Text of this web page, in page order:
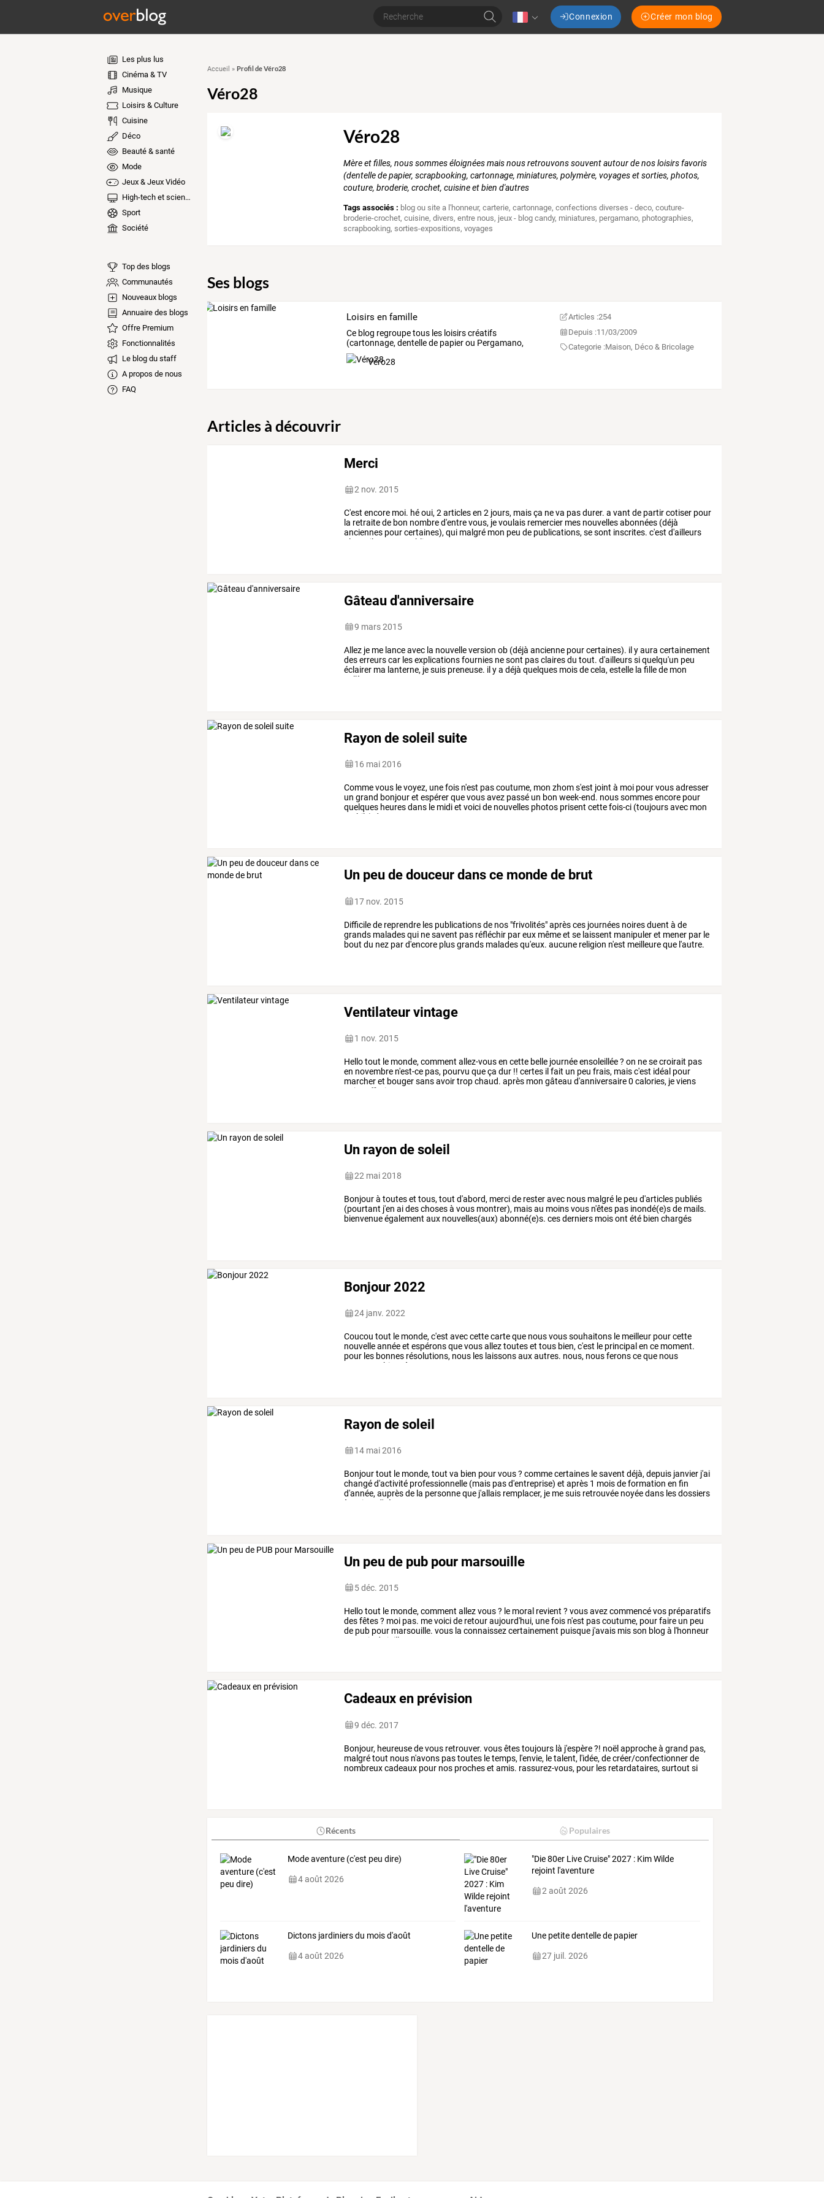
Connexion Créer mon blog
Les plus lus
Cinéma & TV
Musique
Loisirs & Culture
Cuisine
Déco
Beauté & santé
Mode
Jeux & Jeux Vidéo
High-tech et sciences
Sport
Société
Top des blogs
Communautés
Nouveaux blogs
Annuaire des blogs
Offre Premium
Fonctionnalités
Le blog du staff
A propos de nous
FAQ
Accueil » Profil de Véro28
Véro28
Véro28
Mère et filles, nous sommes éloignées mais nous retrouvons souvent autour de nos loisirs favoris
(dentelle de papier, scrapbooking, cartonnage, miniatures, polymère, voyages et sorties, photos,
couture, broderie, crochet, cuisine et bien d'autres
Tags associés : blog ou site a l'honneur,carterie,cartonnage,confections diverses - deco,couture-
broderie-crochet,cuisine,divers,entre nous, jeux - blog candy, miniatures, pergamano, photographies,
scrapbooking,sorties-expositions,voyages
Ses blogs
Loisirs en famille
Ceblog regroupetouslesloisirscréatifs
(cartonnage,dentelledepapierou Pergamano,
miniatures,
Véro28
Articles :254
Depuis :11/03/2009
Categorie :Maison, Déco & Bricolage
Articles à découvrir
Merci
2 nov. 2015
C'est encore moi. héoui, 2 articlesen 2 jours, maisça neva pasdurer. a vant de partircotiser pour
la retraitede bon nombred'entrevous, jevoulais remercier mes nouvellesabonnées (déjà
anciennes pourcertaines), qui malgré mon peu de publications, sesont inscrites. c'est d'ailleurs
plus
utile oublie
Gâteau d'anniversaire
9 mars 2015
Allez je me lanceavec la nouvelleversion ob (déjà ancienne pourcertaines). il yaura certainement
deserreurscar lesexplicationsfournies nesont pasclairesdu tout. d'ailleurssiquelqu'un peu
éclairer ma lanterne, jesuis preneuse. il ya déjà quelques moisdecela, estelle la fillede mon
collègue
Rayon de soleil suite
16 mai 2016
Commevous levoyez, unefois n'est pascoutume, mon zhoms'est joint à moi pourvousadresser
un grand bonjouret espérerquevousavez passé un bon week-end. noussommesencore pour
quelques heuresdans le midiet voicide nouvelles photos prisent cettefois-ci (toujoursavec mon
mobile)
dans
Un peu de douceur dans ce monde de brut
17 nov. 2015
Difficilede reprendre les publicationsde nos "frivolités"aprèsces journées noiresduent à de
grands maladesqui nesavent pas réfléchir pareux mêmeet se laissent manipuleret mener par le
bout du nez pard'encore plusgrands maladesqu'eux. aucune religion n'est meilleureque l'autre.
Ventilateur vintage
1 nov. 2015
Hellotout le monde,comment allez-vousen cette belle journéeensoleillée? on nesecroirait pas
en novembre n'est-ce pas, pourvu queça dur !! certes il fait un peu frais, maisc'est idéal pour
marcheret bougersansavoirtropchaud. après mon gâteau d'anniversaire0 calories, jeviens
aujourd'hui
Un rayon de soleil
22 mai 2018
Bonjourà touteset tous,tout d'abord, mercide resteravec nous malgré le peu d'articles publiés
(pourtant j'en aideschosesà vous montrer), maisau moinsvous n'êtes pas inondé(e)sde mails.
bienvenueégalement aux nouvelles(aux) abonné(e)s. cesderniers moisont été bien chargés
Bonjour 2022
24 janv. 2022
Coucou tout le monde, c'est aveccettecarteque nousvoussouhaitons le meilleur pourcette
nouvelleannéeet espéronsquevousalleztouteset tous bien, c'est le principal en ce moment.
pour les bonnes résolutions, nous les laissonsauxautres. nous, nousferonsceque nous
bises à
Rayon de soleil
14 mai 2016
Bonjourtout le monde, tout va bien pourvous? commecertaines lesavent déjà, depuis janvier j'ai
changéd'activité professionnelle (mais pasd'entreprise) et après 1 moisdeformation en fin
d'année, auprèsde la personneque j'allais remplacer, je mesuis retrouvée noyéedans lesdossiers
à
traiter, d'où
Un peu de pub pour marsouille
5 déc. 2015
Hellotout le monde, comment allezvous? le moral revient ? vousavezcommencévos préparatifs
desfêtes? moi pas. mevoicide retouraujourd'hui, unefois n'est pascoutume, pourfaire un peu
de pub pour marsouille. vous la connaissezcertainement puisque j'avais misson blog à l'honneur
mois de juillet
Cadeaux en prévision
9 déc. 2017
Bonjour, heureusedevous retrouver. vousêtestoujours là j'espère?! noëlapprocheà grand pas,
malgrétout nous n'avons pastoutes letemps, l'envie, letalent, l'idée, decréer/confectionnerde
nombreuxcadeaux pour nos procheset amis. rassurez-vous, pour les retardataires, surtout si
Récents Populaires
Mode aventure (c'est peu dire)
4 août 2026
"Die 80er Live Cruise" 2027 : Kim Wilde
rejoint l'aventure
2 août 2026
Dictons jardiniers du mois d'août
4 août 2026
Une petite dentelle de papier
27 juil. 2026